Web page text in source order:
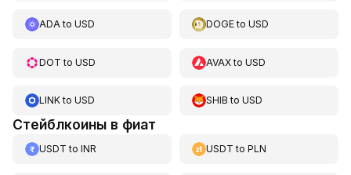
ADAto USD DOGEtoUSD
DOT to USD AVAXtoUSD
LINKto USD SHIB toUSD
Стейблкоины в фиат
USDT to INR USDT toPLN